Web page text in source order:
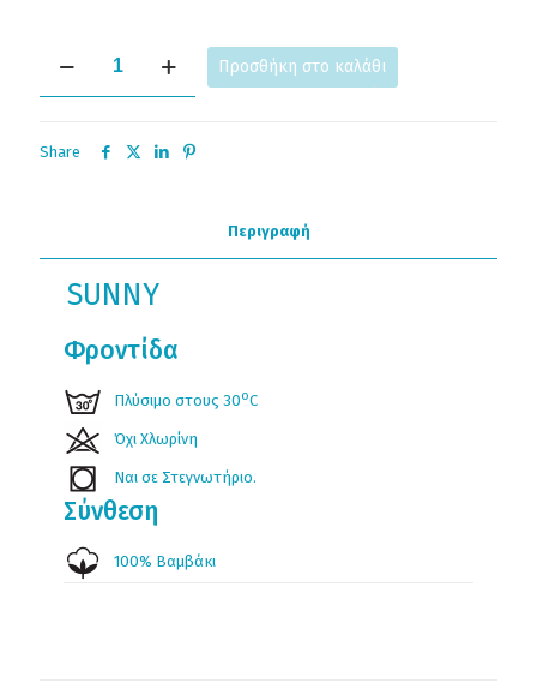
ποσότητα
Προσθήκη στο καλάθι
Share
Περιγραφή
SUNNY
Φροντίδα
Πλύσιμο στους 30οC
Όχι Χλωρίνη
Ναι σε Στεγνωτήριο.
Σύνθεση
100% Βαμβάκι